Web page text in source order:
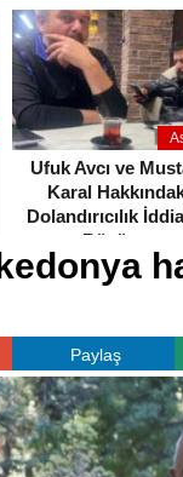
Ufuk Avcı ve
Karal
Dolandırıcılık
Büyüyor
Paylaş